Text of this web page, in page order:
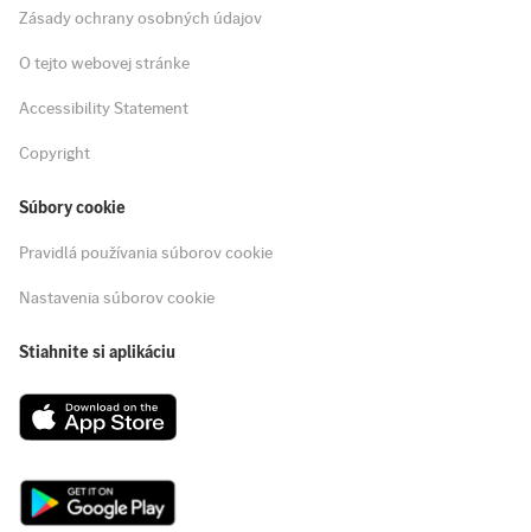
Zásady ochrany osobných údajov
O tejto webovej stránke
Accessibility Statement
Copyright
Súbory cookie
Pravidlá používania súborov cookie
Nastavenia súborov cookie
Stiahnite si aplikáciu